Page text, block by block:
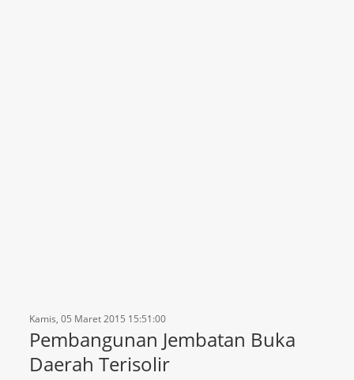
Kamis, 05 Maret 2015 15:51:00
Pembangunan Jembatan Buka
Daerah Terisolir